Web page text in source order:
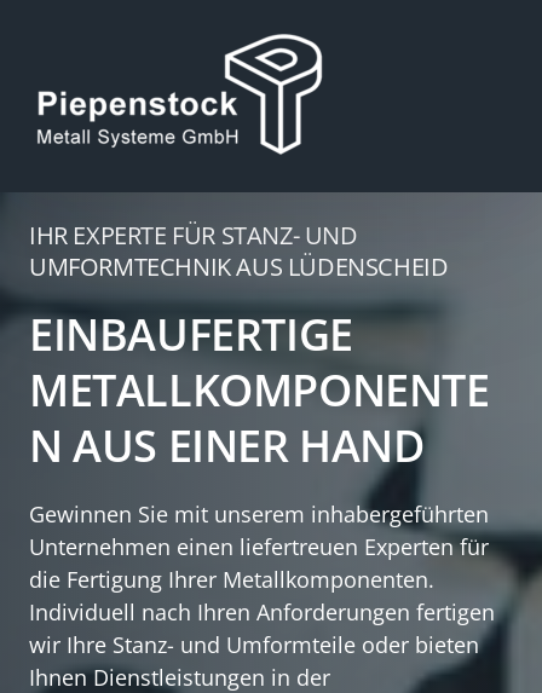
IHR EXPERTE FÜR STANZ- UND
UMFORMTECHNIK AUS LÜDENSCHEID
EINBAUFERTIGE
METALLKOMPONENTE
N AUS EINER HAND
Gewinnen Sie mit unserem inhabergeführten
Unternehmen einen liefertreuen Experten für
die Fertigung Ihrer Metallkomponenten.
Individuell nach Ihren Anforderungen fertigen
wir Ihre Stanz- und Umformteile oder bieten
Ihnen Dienstleistungen in der